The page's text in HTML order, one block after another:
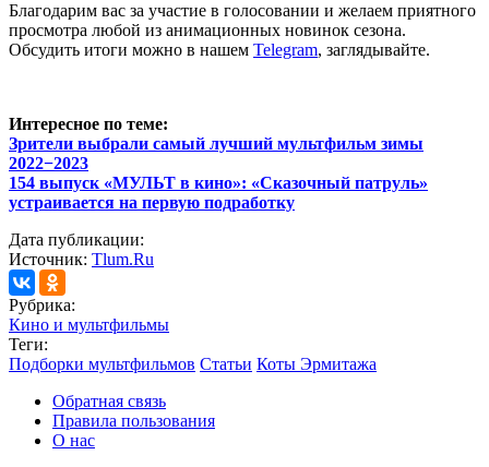
Благодарим вас за участие в голосовании и желаем приятного
просмотра любой из анимационных новинок сезона.
Обсудить итоги можно в нашем Telegram, заглядывайте.
Интересное по теме:
Зрители выбрали самый лучший мультфильм зимы
2022−2023
154 выпуск «МУЛЬТ в кино»: «Сказочный патруль»
устраивается на первую подработку
Дата публикации:
Источник: Tlum.Ru
Рубрика:
Кино и мультфильмы
Теги:
Подборки мультфильмов Статьи Коты Эрмитажа
Обратная связь
Правила пользования
О нас